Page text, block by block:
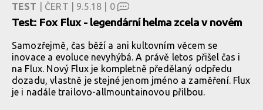
TEST | ČERT | 9.5.18 | 0
Test: Fox Flux - legendární helma zcela v novém
Samozřejmě, čas běží a ani kultovním věcem se
inovace a evoluce nevyhýbá. A právě letos přišel čas i
na Flux. Nový Flux je kompletně předělaný odpředu
dozadu, vlastně je stejné jenom jméno a zaměření. Flux
je i nadále trailovo-allmountainovou přilbou.